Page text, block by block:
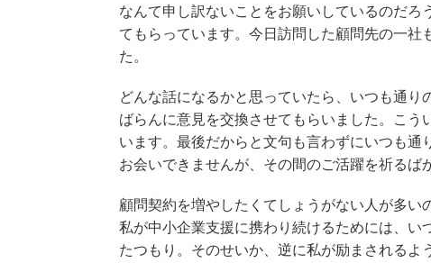
なんて申し訳ないことをお願いしているのだ
てもらっています。今日訪問した顧問先の一
た。
どんな話になるかと思っていたら、いつも通り
ばらんに意見を交換させてもらいました。こ
います。最後だからと文句も言わずにいつも通
お会いできませんが、その間のご活躍を祈るば
顧問契約を増やしたくてしょうがない人が多
私が中小企業支援に携わり続けるためには、
たつもり。そのせいか、逆に私が励まされるよ